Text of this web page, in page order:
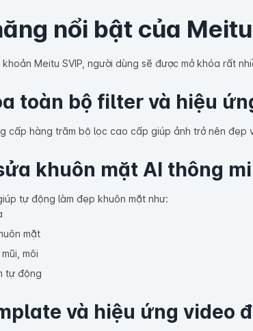
nổi bật của
Meitu SVIP, người dùng sẽ được mở khóa rất
toàn bộ filter và hiệu
cấp hàng trăm bộ lọc cao cấp giúp ảnh trở nên đẹp
khuôn mặt AI thông
tự động làm đẹp khuôn mặt như:
mặt
môi
tự động
và hiệu ứng video